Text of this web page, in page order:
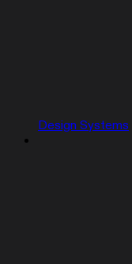
Design Systems